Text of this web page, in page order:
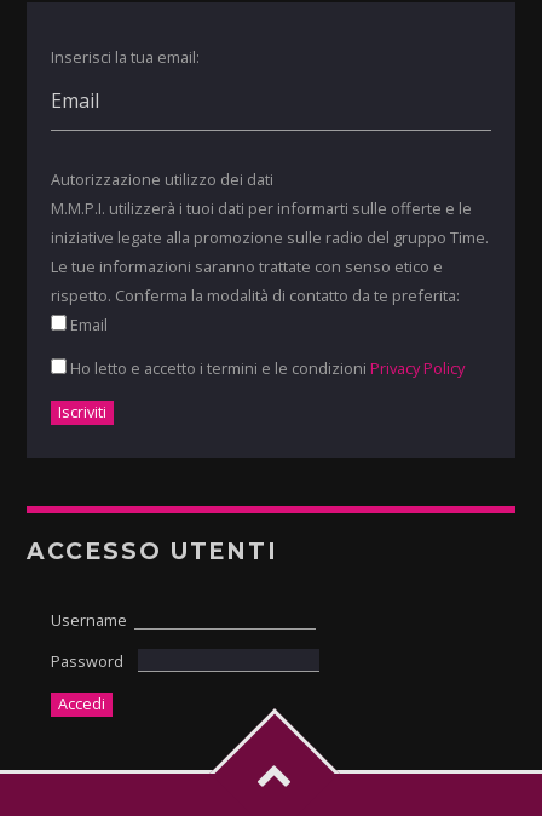
Inserisci la tua email:
Autorizzazione utilizzo dei dati
M.M.P.I. utilizzerà i tuoi dati per informarti sulle offerte e le
iniziative legate alla promozione sulle radio del gruppo Time.
Le tue informazioni saranno trattate con senso etico e
rispetto. Conferma la modalità di contatto da te preferita:
Email
Ho letto e accetto i termini e le condizioni Privacy Policy
ACCESSO UTENTI
Username
Password